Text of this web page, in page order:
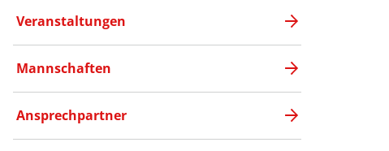
Veranstaltungen
Mannschaften
Ansprechpartner